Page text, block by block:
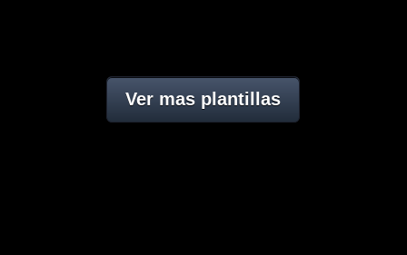
Ver mas plantillas